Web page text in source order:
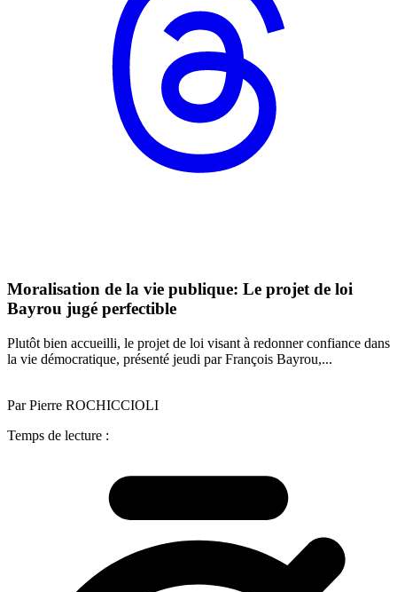
Moralisation de la vie publique: Le projet de loi
Bayrou jugé perfectible
Plutôt bien accueilli, le projet de loi visant à redonner confiance dans
la vie démocratique, présenté jeudi par François Bayrou,...
Par Pierre ROCHICCIOLI
Temps de lecture :